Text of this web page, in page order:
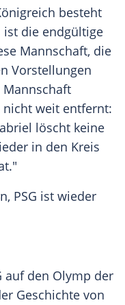
besteht
ist die endgültige
Mannschaft, die
Vorstellungen
nicht weit entfernt:
löscht keine
in den Kreis
PSG ist wieder
auf den Olymp der
Geschichte von